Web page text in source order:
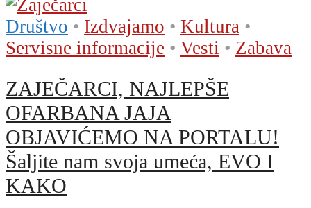
Društvo • Izdvajamo • Kultura •
Servisne informacije • Vesti • Zabava
ZAJEČARCI, NAJLEPŠE
OFARBANA JAJA
OBJAVIĆEMO NA PORTALU!
Šaljite nam svoja umeća, EVO I
KAKO